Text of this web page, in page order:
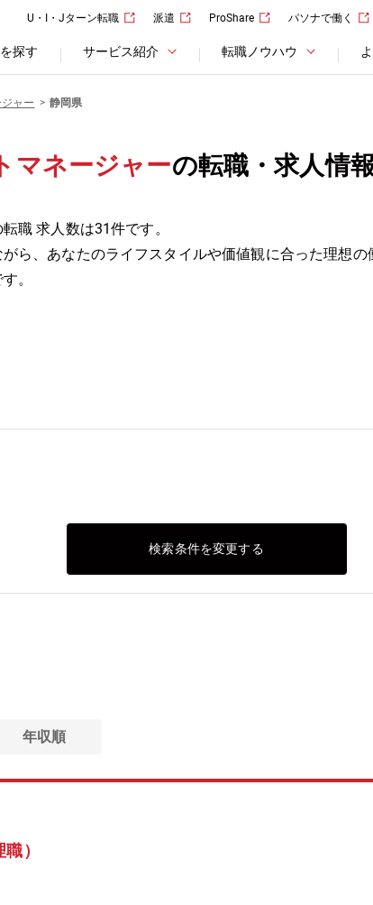
U・I・Jターン転職 派遣 ProShare パソナで働く
探す サービス紹介 転職ノウハウ
ャー 静岡県
マネージャーの転職・求人情報
職 求人数は31件です。
ら、あなたのライフスタイルや価値観に合った理想
。
検索条件を変更する
年収順
）